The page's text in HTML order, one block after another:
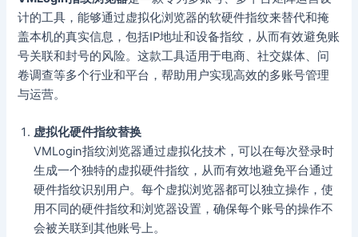
计的工具，能够通过虚拟化浏览器的软硬件指纹来替代和掩
盖本机的真实信息，包括IP地址和设备指纹，从而有效避免账
号关联和封号的风险。这款工具适用于电商、社交媒体、问
卷调查等多个行业和平台，帮助用户实现高效的多账号管理
与运营。
虚拟化硬件指纹替换
VMLogin指纹浏览器通过虚拟化技术，可以在每次登录时
生成一个独特的虚拟硬件指纹，从而有效地避免平台通过
硬件指纹识别用户。每个虚拟浏览器都可以独立操作，使
用不同的硬件指纹和浏览器设置，确保每个账号的操作不
会被关联到其他账号上。